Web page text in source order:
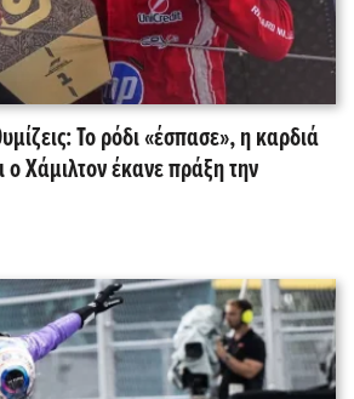
Το ρόδι «έσπασε», η καρδιά
Χάμιλτον έκανε πράξη την